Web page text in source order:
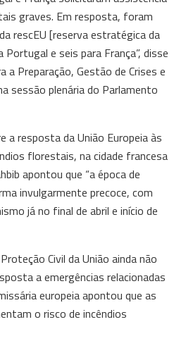
graves. Em resposta, foram
rescEU [reserva estratégica da
e seis para França”, disse
a Preparação, Gestão de Crises e
sessão plenária do Parlamento
a resposta da União Europeia às
florestais, na cidade francesa
apontou que “a época de
invulgarmente precoce, com
já no final de abril e início de
Civil da União ainda não
a emergências relacionadas
europeia apontou que as
o risco de incêndios